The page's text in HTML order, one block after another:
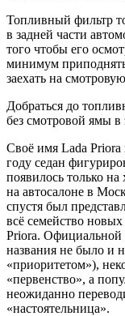
Топливный фильтр
в задней части
того чтобы его
минимум
заехать на
Добраться до
без смотровой ямы в
Своё имя Lada Priora
году седан
появилось только на
на автосалоне в
спустя был
всё семейство
Priora. Официальной
названия не было и
«приоритетом»),
«первенство», а
неожиданно
«настоятельница».